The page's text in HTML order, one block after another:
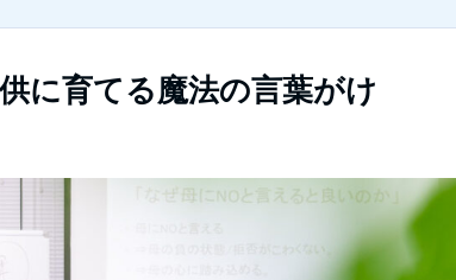
に育てる魔法の言葉がけ